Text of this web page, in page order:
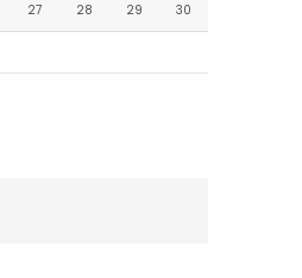
27 28 29 30